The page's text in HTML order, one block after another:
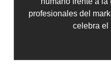
profesionales del
celebra el